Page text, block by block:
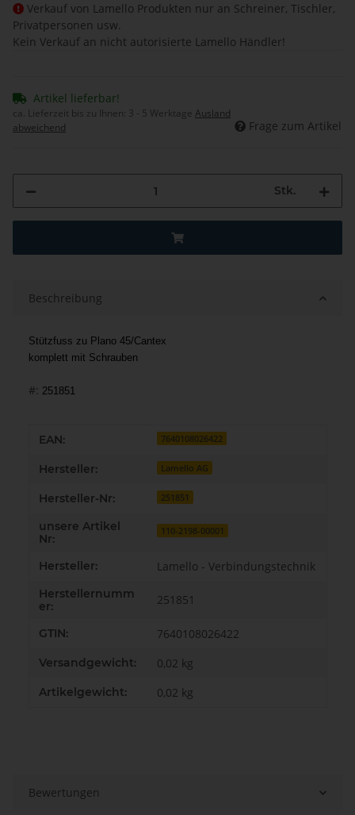
Verkauf von Lamello Produkten nur an Schreiner, Tischler,
Privatpersonen usw.
Kein Verkauf an nicht autorisierte Lamello Händler!
Artikel lieferbar!
ca. Lieferzeit bis zu Ihnen: 3 - 5 Werktage Ausland
abweichend
Frage zum Artikel
Stk.
Beschreibung
Stützfuss zu Plano 45/Cantex
komplett mit Schrauben
#: 251851
Produkteigenschaft
Wert
EAN: 7640108026422
Hersteller: Lamello AG
Hersteller-Nr: 251851
unsere Artikel
Nr:
110-2198-00001
Hersteller: Lamello - Verbindungstechnik
Herstellernumm
er:
251851
GTIN: 7640108026422
Versandgewicht: 0,02 kg
Artikelgewicht: 0,02 kg
Bewertungen